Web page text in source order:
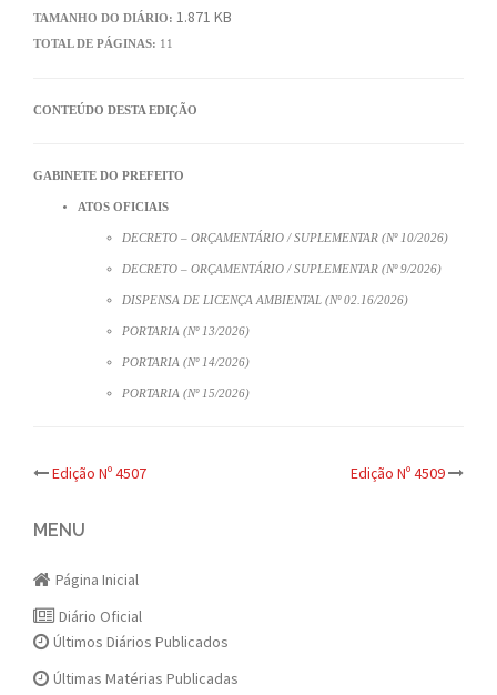
TAMANHO DO DIÁRIO: 1.871 KB
TOTAL DE PÁGINAS: 11
CONTEÚDO DESTA EDIÇÃO
GABINETE DO PREFEITO
ATOS OFICIAIS
DECRETO – ORÇAMENTÁRIO / SUPLEMENTAR (Nº 10/2026)
DECRETO – ORÇAMENTÁRIO / SUPLEMENTAR (Nº 9/2026)
DISPENSA DE LICENÇA AMBIENTAL (Nº 02.16/2026)
PORTARIA (Nº 13/2026)
PORTARIA (Nº 14/2026)
PORTARIA (Nº 15/2026)
Post
navigation
Edição Nº 4507 Edição Nº 4509
MENU
Página Inicial
Diário Oficial
Últimos Diários Publicados
Últimas Matérias Publicadas